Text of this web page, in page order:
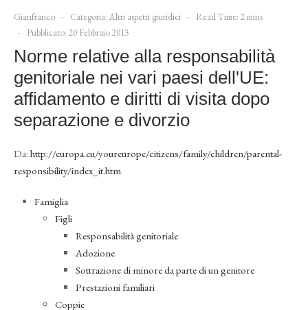
Gianfranco Categoria: Altri aspetti giuridici
Read Time: 2 mins
Pubblicato: 20 Febbraio 2013
Norme relative alla responsabilità
genitoriale nei vari paesi dell'UE:
affidamento e diritti di visita dopo
separazione e divorzio
Da: http://europa.eu/youreurope/citizens/family/children/parental-
responsibility/index_it.htm
Famiglia
Figli
Responsabilità genitoriale
Adozione
Sottrazione di minore da parte di un genitore
Prestazioni familiari
Coppie